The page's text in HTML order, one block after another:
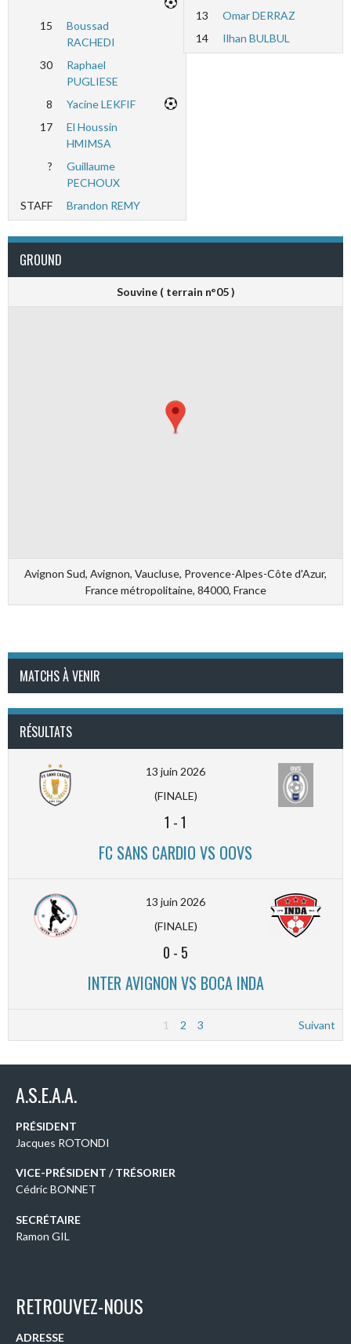
15
Boussad
RACHEDI
30
Raphael
PUGLIESE
8
Yacine LEKFIF
17
El Houssin
HMIMSA
?
Guillaume
PECHOUX
STAFF
Brandon REMY
13
Omar DERRAZ
14
Ilhan BULBUL
GROUND
Souvine ( terrain n°05 )
Avignon Sud, Avignon, Vaucluse, Provence-Alpes-Côte d'Azur,
France métropolitaine, 84000, France
MATCHS À VENIR
RÉSULTATS
13 juin 2026
(FINALE)
1 -1
FC SANS CARDIO VS OOVS
13 juin 2026
(FINALE)
0 - 5
INTER AVIGNON VS BOCA INDA
1 2 3 Suivant
A.S.E.A.A.
PRÉSIDENT
Jacques ROTONDI
VICE-PRÉSIDENT / TRÉSORIER
Cédric BONNET
SECRÉTAIRE
Ramon GIL
RETROUVEZ-NOUS
ADRESSE